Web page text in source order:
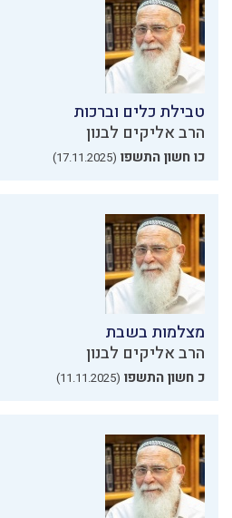
טבילת כלים וברכות
הרב אליקים לבנון
כו חשון התשפו (17.11.2025)
מצלמות בשבת
הרב אליקים לבנון
כ חשון התשפו (11.11.2025)